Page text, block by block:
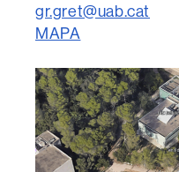
gr.gret@uab.cat
MAPA